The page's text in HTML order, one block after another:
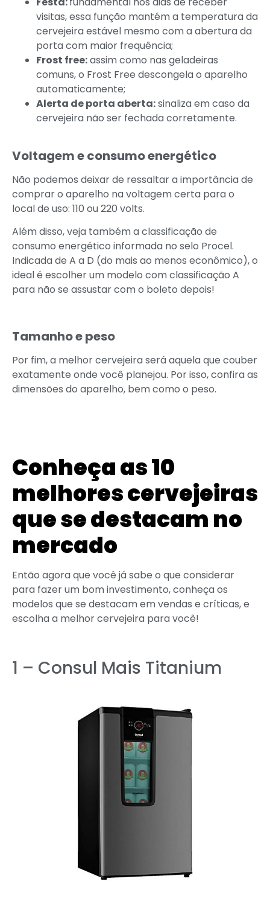
visitas, essa função mantém a temperatura da
cervejeira estável mesmo com a abertura da
porta com maior frequência;
Frost free:assim como nas geladeiras
comuns, o Frost Free descongela o aparelho
automaticamente;
Alerta de porta aberta:sinaliza em caso da
cervejeira não ser fechada corretamente.
Voltagem e consumo energético
Não podemos deixar de ressaltar a importância de
comprar o aparelho na voltagem certa para o
local de uso: 110 ou 220 volts.
Além disso, veja também a classificação de
consumo energético informada no selo Procel.
Indicada de A a D (do mais ao menos econômico), o
ideal é escolher um modelo com classificação A
para não se assustar com o boleto depois!
Tamanho e peso
Por fim, a melhor cervejeira será aquela que couber
exatamente onde você planejou. Por isso, confira as
dimensões do aparelho, bem como o peso.
Conheça as 10
melhores cervejeiras
que se destacam no
mercado
Então agora que você já sabe o que considerar
para fazer um bom investimento, conheça os
modelos que se destacam em vendas e críticas, e
escolha a melhor cervejeira para você!
1 – Consul Mais Titanium